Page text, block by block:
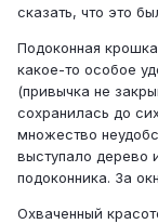
сказать, что это
Подоконная
какое-то особое
(привычка не
сохранилась до
множество
выступало дерево
подоконника. За
Охваченный